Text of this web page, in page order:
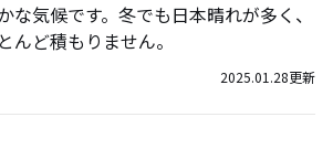
な気候です。冬でも日本晴れが多く、
んど積もりません。
2025.01.28更新